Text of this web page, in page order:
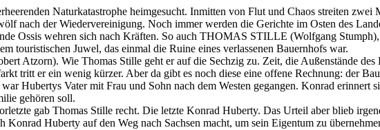
Naturkatastrophe heimgesucht. Inmitten von Flut und Chaos streiten
nach der Wiedervereinigung. Noch immer werden die Gerichte im Osten des
Ossis wehren sich nach Kräften. So auch THOMAS STILLE (Wolfgang
touristischen Juwel, das einmal die Ruine eines verlassenen Bauernhofs war.
Atzorn). Wie Thomas Stille geht er auf die Sechzig zu. Zeit, die Außenstände
tritt er ein wenig kürzer. Aber da gibt es noch diese eine offene Rechnung: der
war Hubertys Vater mit Frau und Sohn nach dem Westen gegangen. Konrad
gehören soll.
gab Thomas Stille recht. Die letzte Konrad Huberty. Das Urteil aber blieb
Huberty auf den Weg nach Sachsen macht, um sein Eigentum zu